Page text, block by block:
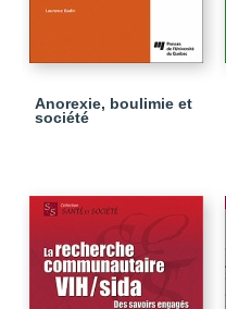
Anorexie, boulimie et
société